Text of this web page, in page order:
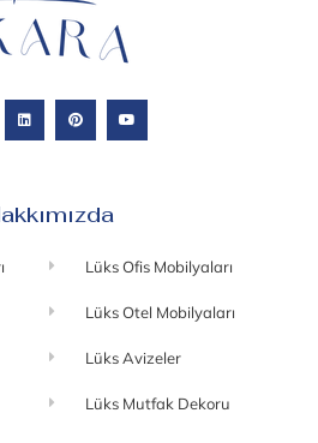
Lüks Ofis Mobilyaları
Lüks Otel Mobilyaları
Lüks Avizeler
Lüks Mutfak Dekoru